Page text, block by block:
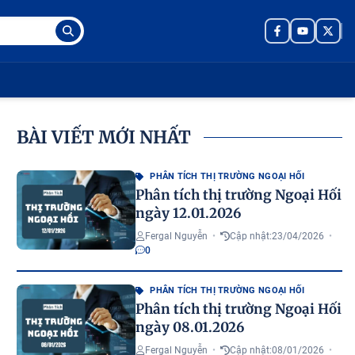
BÀI VIẾT MỚI NHẤT
PHÂN TÍCH THỊ TRƯỜNG NGOẠI HỐI
Phân tích thị trường Ngoại Hối
ngày 12.01.2026
Fergal Nguyễn • Cập nhật:23/04/2026 •
0
PHÂN TÍCH THỊ TRƯỜNG NGOẠI HỐI
Phân tích thị trường Ngoại Hối
ngày 08.01.2026
Fergal Nguyễn • Cập nhật:08/01/2026 •